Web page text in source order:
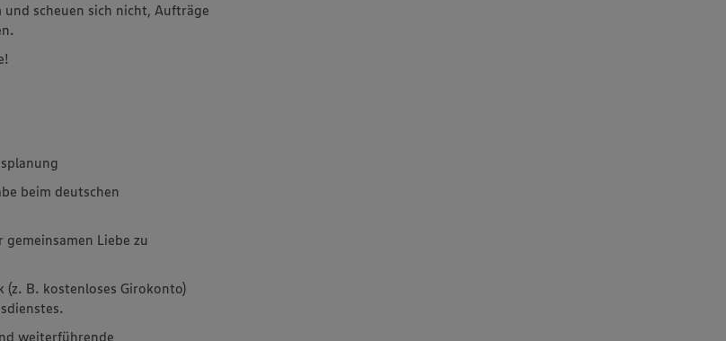
und scheuen sich nicht, Aufträge
beim deutschen
Liebe zu
(z. B. kostenloses Girokonto)
weiterführende